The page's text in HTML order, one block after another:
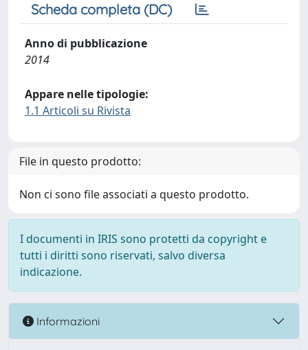
Scheda completa (DC)
Anno di pubblicazione
2014
Appare nelle tipologie:
1.1 Articoli su Rivista
File in questo prodotto:
Non ci sono file associati a questo prodotto.
I documenti in IRIS sono protetti da copyright e
tutti i diritti sono riservati, salvo diversa
indicazione.
Informazioni